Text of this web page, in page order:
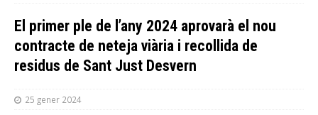
El primer ple de l’any 2024 aprovarà el nou
contracte de neteja viària i recollida de
residus de Sant Just Desvern
25 gener 2024